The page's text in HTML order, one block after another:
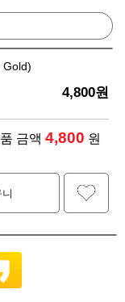
Gold)
4,800원
금액 4,800 원